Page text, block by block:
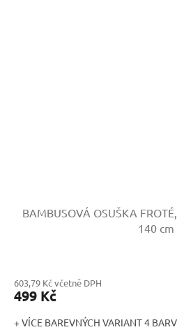
BAMBUSOVÁ OSUŠKA
140 cm
603,79 Kč včetně DPH
499 Kč
+ VÍCE BAREVNÝCH VARIANT 4